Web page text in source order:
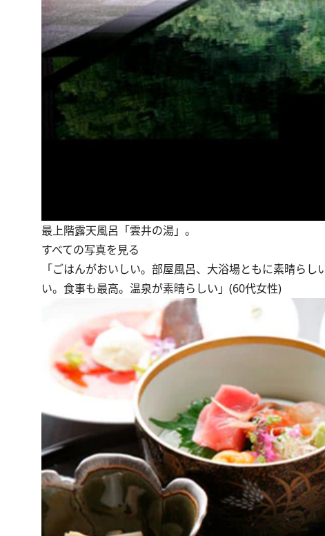
最上階露天風呂「雲井の湯」。
すべての写真を見る
「ごはんがおいしい。部屋風呂、大浴場ともに素晴ら
い。食事も最高。温泉が素晴らしい」(60代女性)